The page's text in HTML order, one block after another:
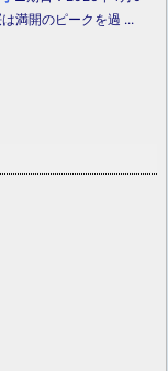
満開のピークを過 ...